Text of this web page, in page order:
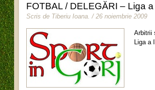
FOTBAL / DELEGĂRI – Liga
Scris de Tiberiu Ioana / 26 noiembrie 2009
Arbitrii
Liga a